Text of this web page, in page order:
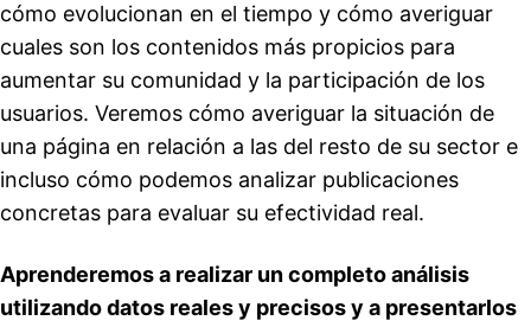
cómo evolucionan en el tiempo y cómo averiguar
cuales son los contenidos más propicios para
aumentar su comunidad y la participación de los
usuarios. Veremos cómo averiguar la situación de
una página en relación a las del resto de su sector e
incluso cómo podemos analizar publicaciones
concretas para evaluar su efectividad real.
Aprenderemos a realizar un completo análisis
utilizando datos reales y precisos y a presentarlos